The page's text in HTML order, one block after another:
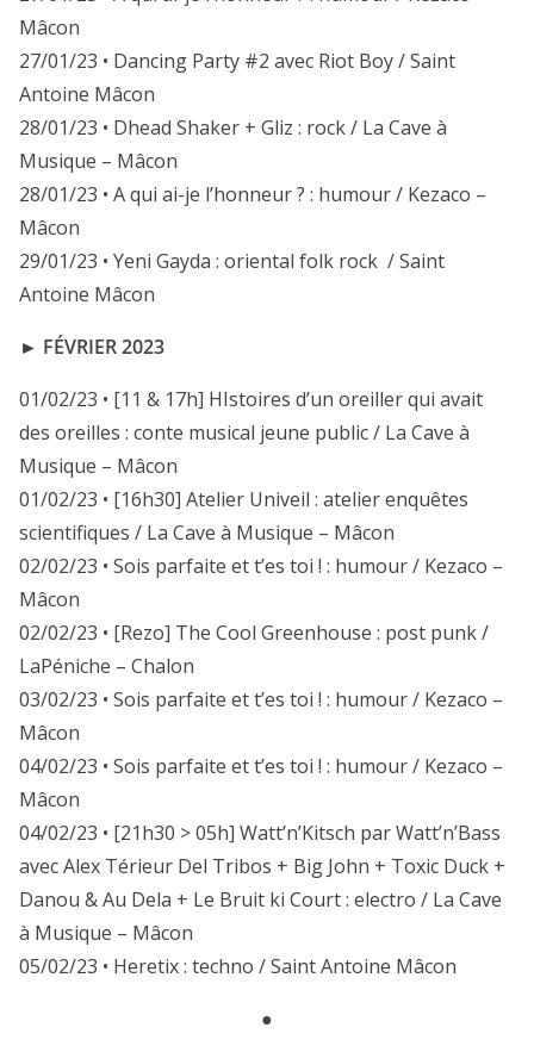
Mâcon
27/01/23 • Dancing Party #2 avec Riot Boy / Saint
Antoine Mâcon
28/01/23 • Dhead Shaker + Gliz : rock / La Cave à
Musique – Mâcon
28/01/23 • A qui ai-je l’honneur ? : humour / Kezaco –
Mâcon
29/01/23 • Yeni Gayda : oriental folk rock / Saint
Antoine Mâcon
► FÉVRIER 2023
01/02/23 • [11 & 17h] HIstoires d’un oreiller qui avait
des oreilles : conte musical jeune public / La Cave à
Musique – Mâcon
01/02/23 • [16h30] Atelier Univeil : atelier enquêtes
scientifiques / La Cave à Musique – Mâcon
02/02/23 • Sois parfaite et t’es toi ! : humour / Kezaco –
Mâcon
02/02/23 • [Rezo] The Cool Greenhouse : post punk /
LaPéniche – Chalon
03/02/23 • Sois parfaite et t’es toi ! : humour / Kezaco –
Mâcon
04/02/23 • Sois parfaite et t’es toi ! : humour / Kezaco –
Mâcon
04/02/23 • [21h30 > 05h] Watt’n’Kitsch par Watt’n’Bass
avec Alex Térieur Del Tribos + Big John + Toxic Duck +
Danou & Au Dela + Le Bruit ki Court : electro / La Cave
à Musique – Mâcon
05/02/23 • Heretix : techno / Saint Antoine Mâcon
●